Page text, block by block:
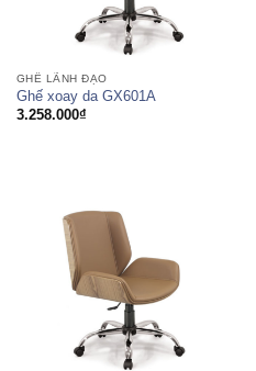
GHẾ LÃNH ĐẠO
Ghế xoay da GX601A
3.258.000₫